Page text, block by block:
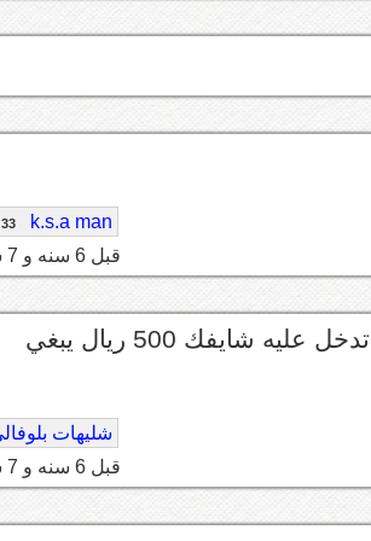
k.s.a man
33
قبل 6 سنه و 7 شهر
والله يا اخي حقين الور نصابين ومحدش منهم عنده ضمير واي واحد تدخل عليه شايفك 500 ريال يبغي
شليهات
قبل 6 سنه و 7 شهر